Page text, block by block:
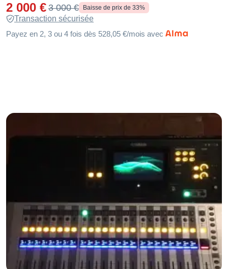
2 000 € 3 000 € Baisse de prix de 33%
Transaction sécurisée
Payez en 2, 3 ou 4 fois dès 528,05 €/mois avec